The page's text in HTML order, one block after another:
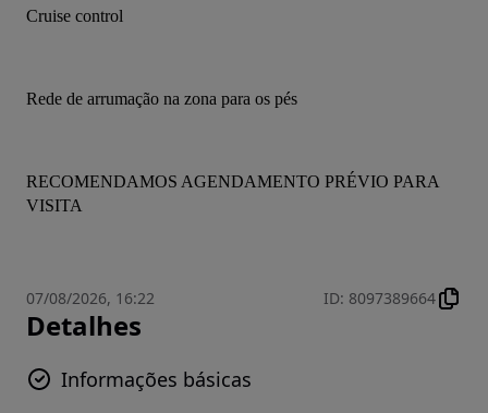
Cruise control
Rede de arrumação na zona para os pés
RECOMENDAMOS AGENDAMENTO PRÉVIO PARA
VISITA
07/08/2026, 16:22 ID: 8097389664
Detalhes
Informações básicas